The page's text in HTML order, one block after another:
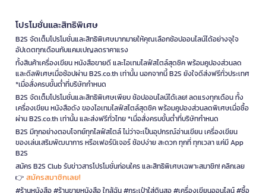
โปรโมชั่นและสิทธิพิเศษ
B2S จัดเต็มโปรโมชั่นและสิทธิพิเศษมากมายให้คุณเลือกช้อปออนไลน์ได้อย่างจุใจ
อัปเดตทุกเดือนกับแคมเปญลดราคาแรง
ทั้งสินค้าเครื่องเขียน หนังสือขายดี และไอเทมไลฟ์สไตล์สุดชิค พร้อมคูปองส่วนลด
และดีลพิเศษเมื่อช้อปผ่าน B2S.co.th เท่านั้น นอกจากนี้ B2S ยังใจดีส่งฟรีทั่วประเทศ
*เมื่อสั่งครบขั้นต่ำที่บริษัทกำหนด
B2S จัดเต็มโปรโมชั่นและสิทธิพิเศษเพียบ ช้อปออนไลน์ได้เลย! ลดแรงทุกเดือน ทั้ง
เครื่องเขียน หนังสือดัง ของไอเทมไลฟ์สไตล์สุดชิค พร้อมคูปองส่วนลดพิเศษเมื่อซื้อ
ผ่าน B2S.co.th เท่านั้น และส่งฟรีทั่วไทย *เมื่อสั่งครบขั้นต่ำที่บริษัทกำหนด
B2S มีทุกอย่างตอบโจทย์ทุกไลฟ์สไตล์ ไม่ว่าจะเป็นอุปกรณ์อ่านเขียน เครื่องเขียน
ของเล่นเสริมพัฒนาการ หรือเฟอร์นิเจอร์ ช้อปง่าย สะดวก ทุกที่ ทุกเวลา แค่มี App
B2S
สมัคร B2S Club รับข่าวสารโปรโมชั่นก่อนใคร และสิทธิพิเศษเฉพาะสมาชิก! คลิกเลย
👉 สมัครสมาชิกเลย!
#ร้านหนังสือ #ร้านขายหนังสือ ใกล้ฉัน #กระเป๋าใส่ดินสอ #เครื่องเขียนออนไลน์ #ซื้อ